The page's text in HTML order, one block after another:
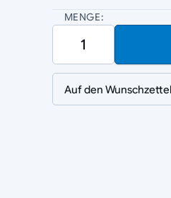
MENGE:
Auf den Wunschzettel